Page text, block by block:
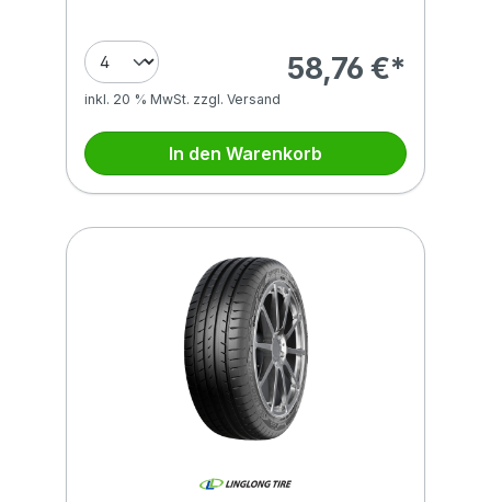
58,76 €*
inkl. 20 % MwSt. zzgl. Versand
In den Warenkorb